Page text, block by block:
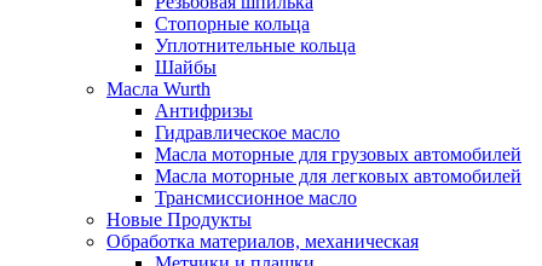
Стопорные кольца
Уплотнительные кольца
Шайбы
Масла Wurth
Антифризы
Гидравлическое масло
Масла моторные для грузовых автомобилей
Масла моторные для легковых автомобилей
Трансмиссионное масло
Новые Продукты
Обработка материалов, механическая